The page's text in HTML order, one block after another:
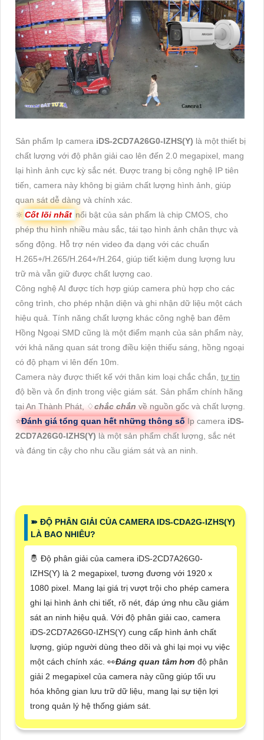
Sản phẩm Ip camera iDS-2CD7A26G0-IZHS(Y) là một thiết bị
chất lượng với độ phân giải cao lên đến 2.0 megapixel, mang
lại hình ảnh cực kỳ sắc nét. Được trang bị công nghệ IP tiên
tiến, camera này không bị giảm chất lượng hình ảnh, giúp
quan sát dễ dàng và chính xác.
🔆 Cốt lõi nhất nổi bật của sản phẩm là chip CMOS, cho
phép thu hình nhiều màu sắc, tái tạo hình ảnh chân thực và
sống động. Hỗ trợ nén video đa dạng với các chuẩn
H.265+/H.265/H.264+/H.264, giúp tiết kiệm dung lượng lưu
trữ mà vẫn giữ được chất lượng cao.
Công nghệ AI được tích hợp giúp camera phù hợp cho các
công trình, cho phép nhận diện và ghi nhận dữ liệu một cách
hiệu quả. Tính năng chất lượng khác công nghệ ban đêm
Hồng Ngoại SMD cũng là một điểm mạnh của sản phẩm này,
với khả năng quan sát trong điều kiện thiếu sáng, hồng ngoại
có độ phạm vi lên đến 10m.
Camera này được thiết kế với thân kim loại chắc chắn, tự tin
độ bền và ổn định trong việc giám sát. Sản phẩm chính hãng
tại An Thành Phát, ♢chắc chắn về nguồn gốc và chất lượng.
⭐Đánh giá tổng quan hết những thông số Ip camera iDS-
2CD7A26G0-IZHS(Y) là một sản phẩm chất lượng, sắc nét
và đáng tin cậy cho nhu cầu giám sát và an ninh.
➽ ĐỘ PHÂN GIẢI CỦA CAMERA IDS-CDA2G-IZHS(Y)
LÀ BAO NHIÊU?
🤴 Độ phân giải của camera iDS-2CD7A26G0-
IZHS(Y) là 2 megapixel, tương đương với 1920 x
1080 pixel. Mang lại giá trị vượt trội cho phép camera
ghi lại hình ảnh chi tiết, rõ nét, đáp ứng nhu cầu giám
sát an ninh hiệu quả. Với độ phân giải cao, camera
iDS-2CD7A26G0-IZHS(Y) cung cấp hình ảnh chất
lượng, giúp người dùng theo dõi và ghi lại mọi vụ việc
một cách chính xác. ️👀Đáng quan tâm hơn độ phân
giải 2 megapixel của camera này cũng giúp tối ưu
hóa không gian lưu trữ dữ liệu, mang lại sự tiện lợi
trong quản lý hệ thống giám sát.